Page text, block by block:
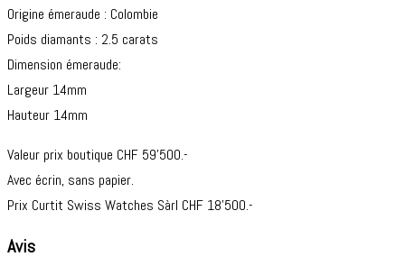
Origine émeraude : Colombie
Poids diamants : 2.5 carats
Dimension émeraude:
Largeur 14mm
Hauteur 14mm
Valeur prix boutique CHF 59’500.-
Avec écrin, sans papier.
Prix Curtit Swiss Watches Sàrl CHF 18’500.-
Avis